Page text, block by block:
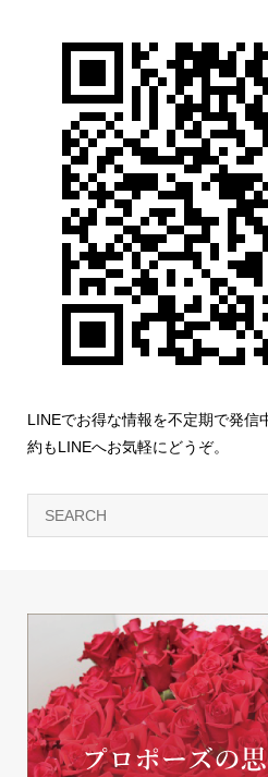
LINEでお得な情報を不定期で発信
約もLINEへお気軽にどうぞ。